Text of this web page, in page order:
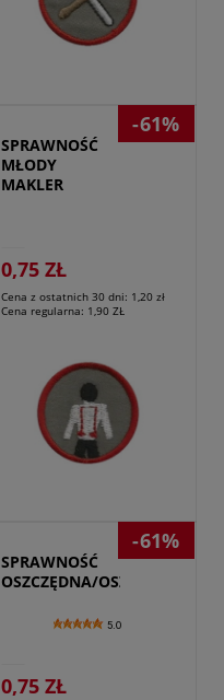
SPRAWNOŚĆ
MŁODY
MAKLER
0,75 ZŁ
Cena z ostatnich 30 dni: 1,20 zł
Cena regularna: 1,90 ZŁ
-61%
SPRAWNOŚĆ
OSZCZĘDNA/OSZCZĘDNY
5.0
0,75 ZŁ
-61%